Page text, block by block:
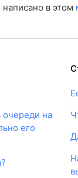
в этом
очереди на
его